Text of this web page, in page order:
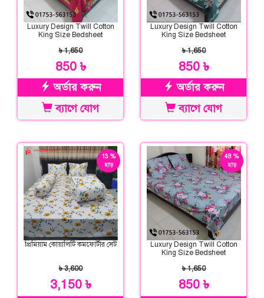
Luxury Design Twill Cotton
King Size Bedsheet
৳ 1,650
850 ৳
অর্ডার করুন
ব্যাগে যোগ
Luxury Design Twill Cotton
King Size Bedsheet
৳ 1,650
850 ৳
অর্ডার করুন
ব্যাগে যোগ
13 %
ছাড়
প্রিমিয়াম কোয়ালিটি কমফোর্টার সেট
৳ 3,600
3,150 ৳
48 %
ছাড়
Luxury Design Twill Cotton
King Size Bedsheet
৳ 1,650
850 ৳